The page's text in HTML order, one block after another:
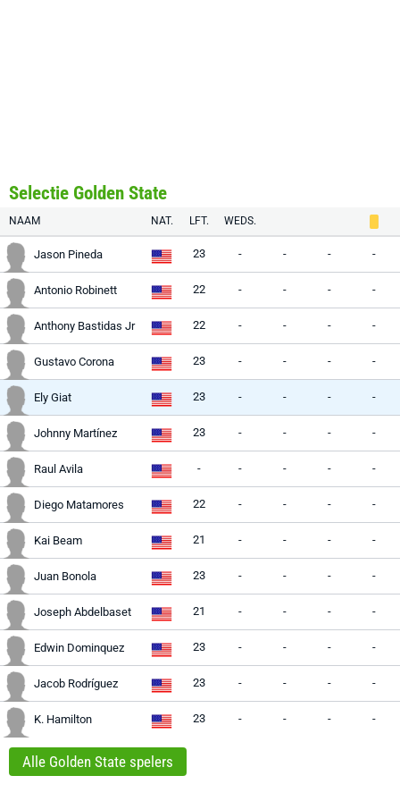
Selectie Golden State
NAAM NAT. LFT. WEDS.
Jason Pineda 23 - - - -
Antonio Robinett 22 - - - -
Anthony Bastidas Jr 22 - - - -
Gustavo Corona 23 - - - -
Ely Giat 23 - - - -
Johnny Martínez 23 - - - -
Raul Avila - - - - -
Diego Matamores 22 - - - -
Kai Beam 21 - - - -
Juan Bonola 23 - - - -
Joseph Abdelbaset 21 - - - -
Edwin Dominquez 23 - - - -
Jacob Rodríguez 23 - - - -
K. Hamilton 23 - - - -
Alle Golden State spelers